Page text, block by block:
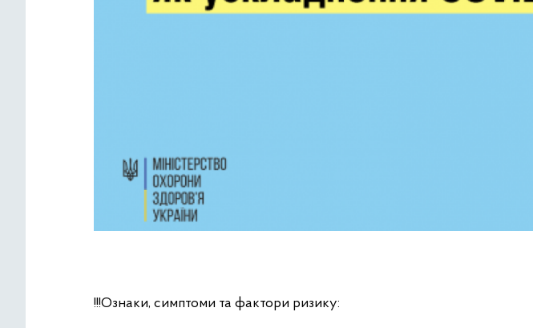
!!!Ознаки, симптоми та фактори ризику: